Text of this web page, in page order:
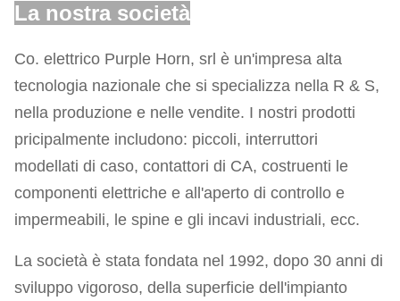
La nostra società
Co. elettrico Purple Horn, srl è un'impresa alta
tecnologia nazionale che si specializza nella R & S,
nella produzione e nelle vendite. I nostri prodotti
pricipalmente includono: piccoli, interruttori
modellati di caso, contattori di CA, costruenti le
componenti elettriche e all'aperto di controllo e
impermeabili, le spine e gli incavi industriali, ecc.
La società è stata fondata nel 1992, dopo 30 anni di
sviluppo vigoroso, della superficie dell'impianto